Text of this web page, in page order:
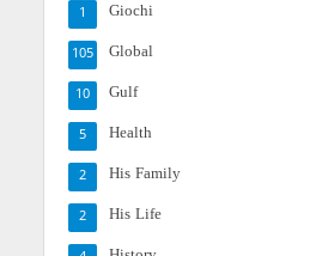
Giochi
1
Global
105
Gulf
10
Health
5
His Family
2
His Life
2